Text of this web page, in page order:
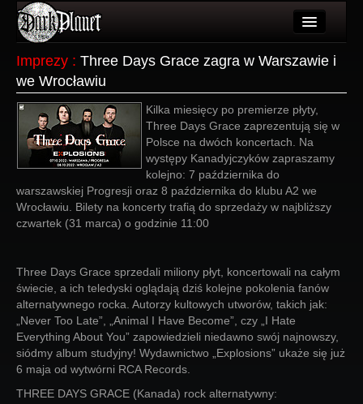
Użytkownicy
Wydarzenia
Galeria
Więcej
Imprezy : Three Days Grace zagra w Warszawie i
we Wrocławiu
Kilka miesięcy po premierze płyty,
Three Days Grace zaprezentują się w
Polsce na dwóch koncertach. Na
występy Kanadyjczyków zapraszamy
kolejno: 7 października do
warszawskiej Progresji oraz 8 października do klubu A2 we
Wrocławiu. Bilety na koncerty trafią do sprzedaży w najbliższy
czwartek (31 marca) o godzinie 11:00
Three Days Grace sprzedali miliony płyt, koncertowali na całym
świecie, a ich teledyski oglądają dziś kolejne pokolenia fanów
alternatywnego rocka. Autorzy kultowych utworów, takich jak:
„Never Too Late”, „Animal I Have Become”, czy „I Hate
Everything About You” zapowiedzieli niedawno swój najnowszy,
siódmy album studyjny! Wydawnictwo „Explosions” ukaże się już
6 maja od wytwórni RCA Records.
THREE DAYS GRACE (Kanada) rock alternatywny: